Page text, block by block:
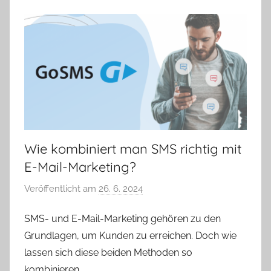
Wie kombiniert man SMS richtig mit
E-Mail-Marketing?
Veröffentlicht am 26. 6. 2024
n
V
e
SMS- und E-Mail-Marketing gehören zu den
Grundlagen, um Kunden zu erreichen. Doch wie
lassen sich diese beiden Methoden so